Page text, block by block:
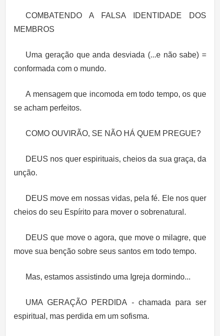
COMBATENDO A FALSA IDENTIDADE DOS
MEMBROS
Uma geração que anda desviada (...e não sabe) =
conformada com o mundo.
A mensagem que incomoda em todo tempo, os que
se acham perfeitos.
COMO OUVIRÃO, SE NÃO HÁ QUEM PREGUE?
DEUS nos quer espirituais, cheios da sua graça, da
unção.
DEUS move em nossas vidas, pela fé. Ele nos quer
cheios do seu Espírito para mover o sobrenatural.
DEUS que move o agora, que move o milagre, que
move sua benção sobre seus santos em todo tempo.
Mas, estamos assistindo uma Igreja dormindo...
UMA GERAÇÃO PERDIDA - chamada para ser
espiritual, mas perdida em um sofisma.